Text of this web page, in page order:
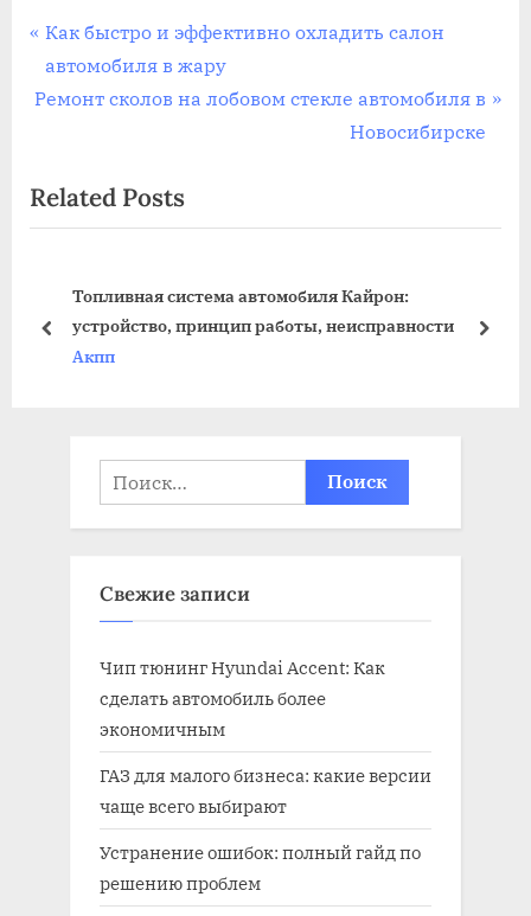
Навигация
по
P
r
e
o
u
o
Как быстро и эффективно охладить салон
автомобиля в жару
N
t
P
Ремонт сколов на лобовом стекле автомобиля в
Новосибирске
Related Posts
Кайрон:
неисправности
Что делать, если у
prev next
Найти:
Свежие записи
Чип тюнинг Hyundai Accent: Как
сделать автомобиль более
экономичным
ГАЗ для малого бизнеса: какие версии
чаще всего выбирают
Устранение ошибок: полный гайд по
решению проблем